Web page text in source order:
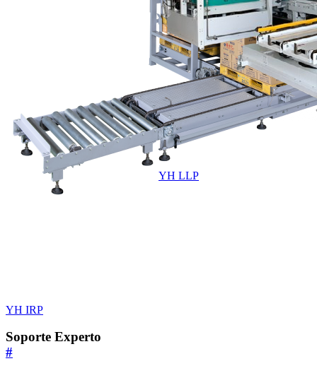
YH IRP
YH LLP
Soporte Experto
#